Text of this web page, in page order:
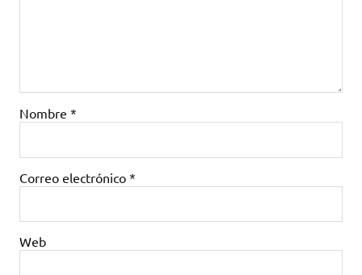
Nombre *
Correo electrónico *
Web